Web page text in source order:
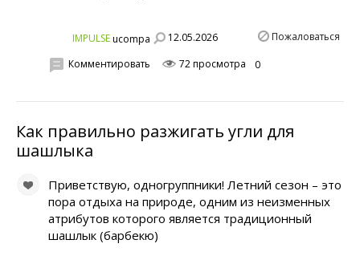
IMPULSEucompa 12.05.2026 Пожаловаться
Комментировать 72 просмотра 0
Как правильно разжигать угли для
шашлыка
Приветствую, одногруппники! Летний сезон – это
пора отдыха на природе, одним из неизменных
атрибутов которого является традиционный
шашлык (барбекю)